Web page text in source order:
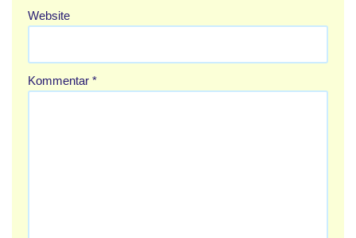
Website
Kommentar *